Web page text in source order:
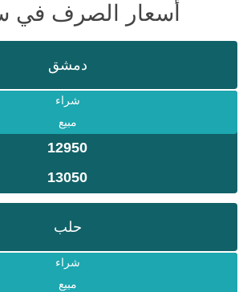
أسعار الصرف في
دمشق
شراء
مبيع
12950
13050
حلب
شراء
مبيع